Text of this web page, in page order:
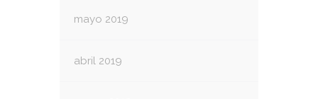
mayo 2019
abril 2019